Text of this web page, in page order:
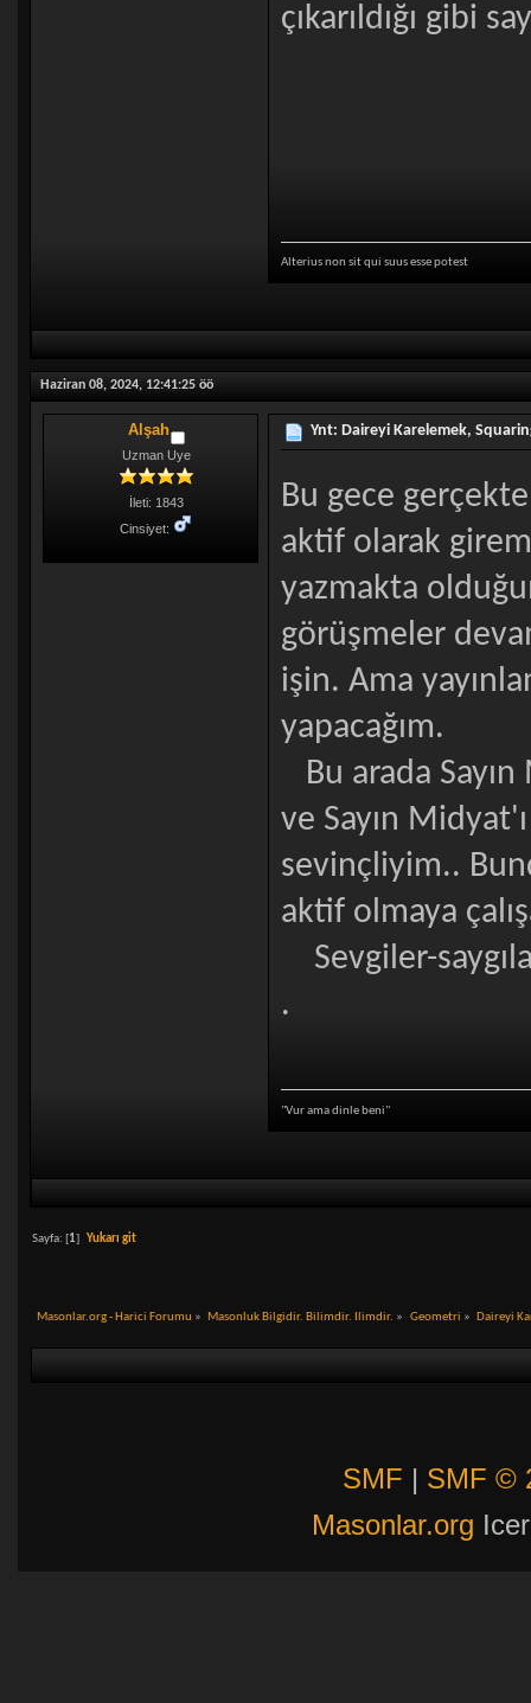
çıkarıldığı gibi
Alterius non sit qui suus esse potest
Haziran 08, 2024, 12:41:25 öö
Alşah
Uzman Uye
İleti: 1843
Cinsiyet:
Ynt: Daireyi Karelemek,
Bu gece
aktif olarak
yazmakta
görüşmeler
işin. Ama
yapacağım.
Bu arada Sayın
ve Sayın
sevinçliyim..
aktif olmaya
Sevgiler-
.
"Vur ama dinle beni"
Sayfa: [1] Yukarı git
Masonlar.org - Harici Forumu » Masonluk Bilgidir. Bilimdir. Ilimdir. » Geometri » Daireyi
SMF | SMF ©
Masonlar.org